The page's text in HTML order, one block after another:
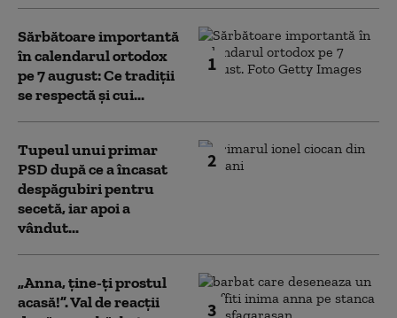
1
Sărbătoare importantă
în calendarul ortodox
pe 7 august: Ce tradiții
se respectă și cui...
2
Tupeul unui primar
PSD după ce a încasat
despăgubiri pentru
secetă, iar apoi a
vândut...
3
„Anna, ţine-ţi prostul
acasă!”. Val de reacții